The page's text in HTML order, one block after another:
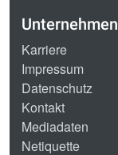
Unternehmen
Karriere
Impressum
Datenschutz
Kontakt
Mediadaten
Netiquette